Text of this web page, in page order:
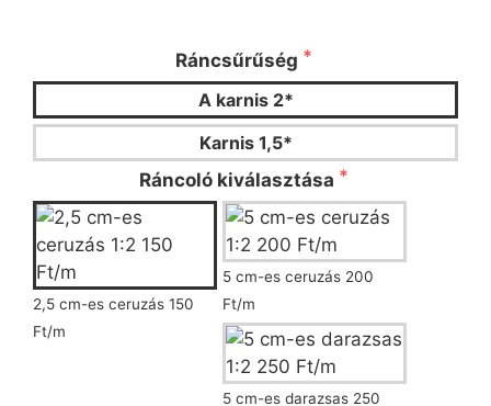
Ráncsűrűség
A karnis 2*
Karnis 1,5*
Ráncoló kiválasztása
2,5 cm-es ceruzás 150
Ft/m
5 cm-es ceruzás 200
Ft/m
5 cm-es darazsas 250